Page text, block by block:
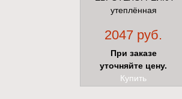
утеплённая
2047 руб.
При заказе
уточняйте цену.
Купить